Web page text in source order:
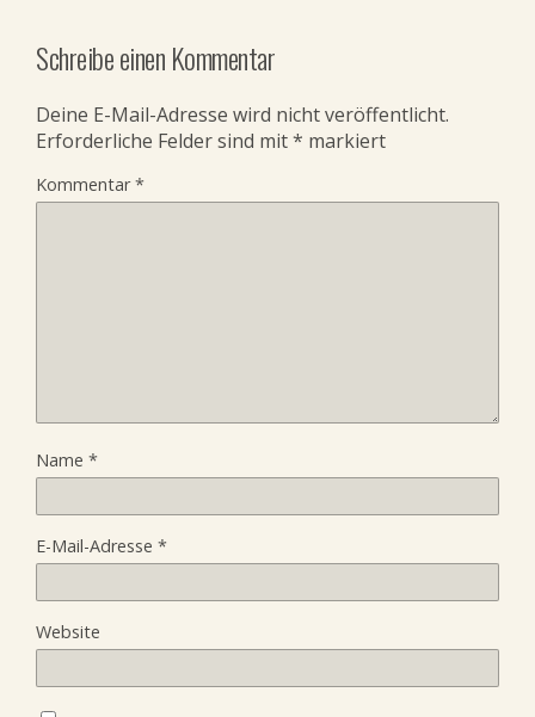
Schreibe einen Kommentar
Deine E-Mail-Adresse wird nicht veröffentlicht.
Erforderliche Felder sind mit* markiert
Kommentar*
Name *
E-Mail-Adresse *
Website